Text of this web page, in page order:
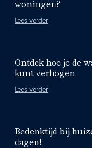
woningen?
Lees verder
Ontdek hoe je de
kunt verhogen
Lees verder
Bedenktijd bij
dagen!